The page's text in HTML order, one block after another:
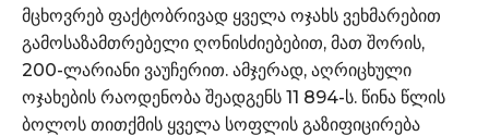
მცხოვრებ ფაქტობრივად ყველა ოჯახს ვეხმარებით
გამოსაზამთრებელი ღონისძიებებით, მათ შორის,
200-ლარიანი ვაუჩერით. ამჯერად, აღრიცხული
ოჯახების რაოდენობა შეადგენს 11 894-ს. წინა წლის
ბოლოს თითქმის ყველა სოფლის გაზიფიცირება